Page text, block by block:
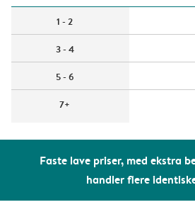
Faste lave priser, med ekstra
handler flere
1 - 2
3 - 4
5 - 6
7+